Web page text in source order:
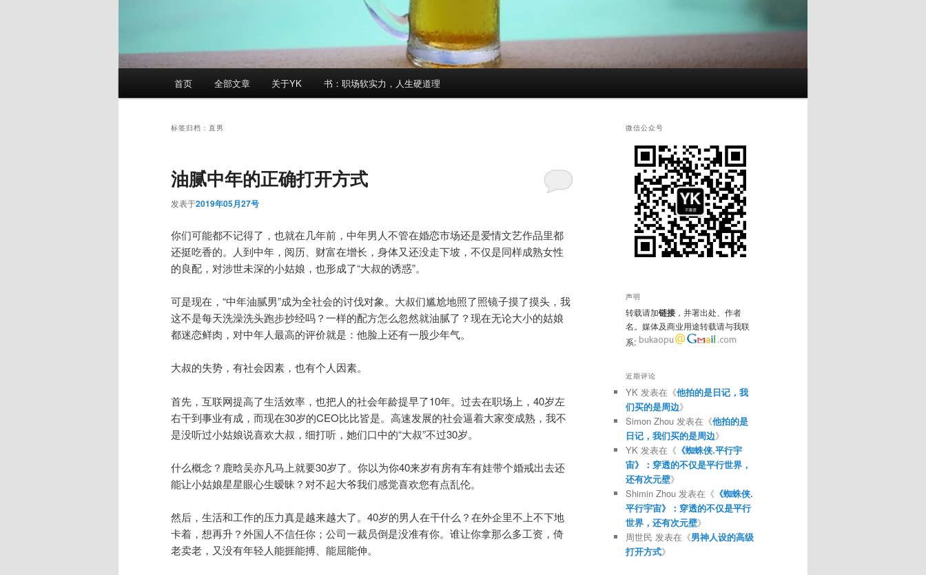
首页 全部文章 关于YK 书：职场软实力，人生硬道理
标签归档： 直男
油腻中年的正确打开方式
发表于2019年05月27号
你们可能都不记得了，也就在几年前，中年男人不管在婚恋市场还是爱情文艺作品里都
还挺吃香的。人到中年，阅历、财富在增长，身体又还没走下坡，不仅是同样成熟女性
的良配，对涉世未深的小姑娘，也形成了“大叔的诱惑”。
可是现在，“中年油腻男”成为全社会的讨伐对象。大叔们尴尬地照了照镜子摸了摸头，我
这不是每天洗澡洗头跑步抄经吗？一样的配方怎么忽然就油腻了？现在无论大小的姑娘
都迷恋鲜肉，对中年人最高的评价就是：他脸上还有一股少年气。
大叔的失势，有社会因素，也有个人因素。
首先，互联网提高了生活效率，也把人的社会年龄提早了10年。过去在职场上，40岁左
右干到事业有成，而现在30岁的CEO比比皆是。高速发展的社会逼着大家变成熟，我不
是没听过小姑娘说喜欢大叔，细打听，她们口中的“大叔”不过30岁。
什么概念？鹿晗吴亦凡马上就要30岁了。你以为你40来岁有房有车有娃带个婚戒出去还
能让小姑娘星星眼心生暧昧？对不起大爷我们感觉喜欢您有点乱伦。
然后，生活和工作的压力真是越来越大了。40岁的男人在干什么？在外企里不上不下地
卡着，想再升？外国人不信任你；公司一裁员倒是没准有你。谁让你拿那么多工资，倚
老卖老，又没有年轻人能捱能搏、能屈能伸。
微信公众号
声明
转载请加链接 ，并署出处、作者
名。媒体及商业用途转载请与我联
系:
近期评论
YK 发表在《他拍的是日记，我
们买的是周边》
Simon Zhou 发表在《他拍的是
日记，我们买的是周边》
YK 发表在《 《蜘蛛侠.平行宇
宙》：穿透的不仅是平行世界，
还有次元壁》
Shimin Zhou 发表在《 《蜘蛛侠.
平行宇宙》：穿透的不仅是平行
世界，还有次元壁》
周世民 发表在《男神人设的高级
打开方式》